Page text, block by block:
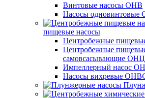
Винтовые насосы ОНВ
Насосы
пищевые насосы
Центробежные
Центробежные
самовсасывающие
Импеллерный насос
Насосы вихревые